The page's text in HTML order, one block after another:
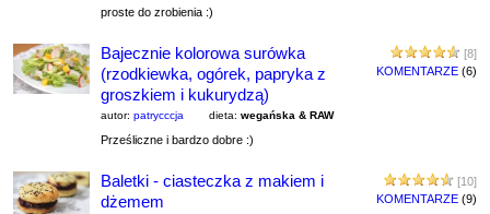
proste do zrobienia :)
[8]
KOMENTARZE (6)
Bajecznie kolorowa surówka
(rzodkiewka, ogórek, papryka z
groszkiem i kukurydzą)
autor: patrycccja dieta: wegańska & RAW
Prześliczne i bardzo dobre :)
[10]
KOMENTARZE (9)
Baletki - ciasteczka z makiem i
dżemem